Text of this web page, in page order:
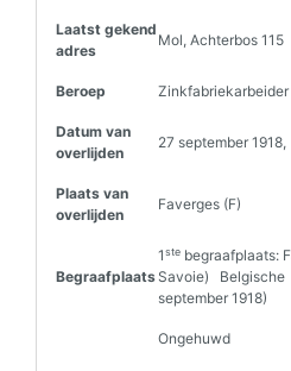
Laatst gekend
adres
Mol, Achterbos 115
Beroep Zinkfabriekarbeider
Datum van
overlijden
27 september 1918,
Plaats van
overlijden
Faverges (F)
Begraafplaats
1ste begraafplaats:
Savoie)
september 1918)
Ongehuwd